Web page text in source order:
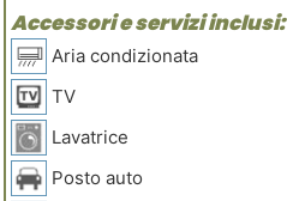
Accessori e servizi inclusi:
Aria condizionata
TV
Lavatrice
Posto auto